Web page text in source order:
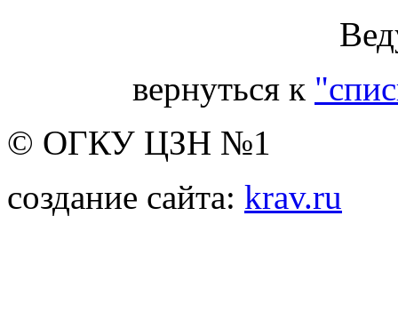
вернуться к
© ОГКУ ЦЗН №1
создание сайта: krav.ru